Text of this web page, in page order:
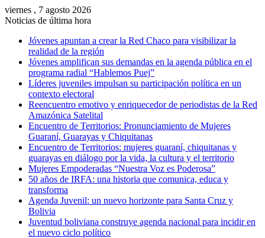
viernes , 7 agosto 2026
Noticias de última hora
Jóvenes apuntan a crear la Red Chaco para visibilizar la
realidad de la región
Jóvenes amplifican sus demandas en la agenda pública en el
programa radial “Hablemos Puej”
Líderes juveniles impulsan su participación política en un
contexto electoral
Reencuentro emotivo y enriquecedor de periodistas de la Red
Amazónica Satelital
Encuentro de Territorios: Pronunciamiento de Mujeres
Guaraní, Guarayas y Chiquitanas
Encuentro de Territorios: mujeres guaraní, chiquitanas y
guarayas en diálogo por la vida, la cultura y el territorio
Mujeres Empoderadas “Nuestra Voz es Poderosa”
50 años de IRFA: una historia que comunica, educa y
transforma
Agenda Juvenil: un nuevo horizonte para Santa Cruz y
Bolivia
Juventud boliviana construye agenda nacional para incidir en
el nuevo ciclo político